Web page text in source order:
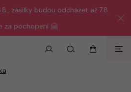
zásilky budou odcházet až 7.8.
za pochopení 🤗